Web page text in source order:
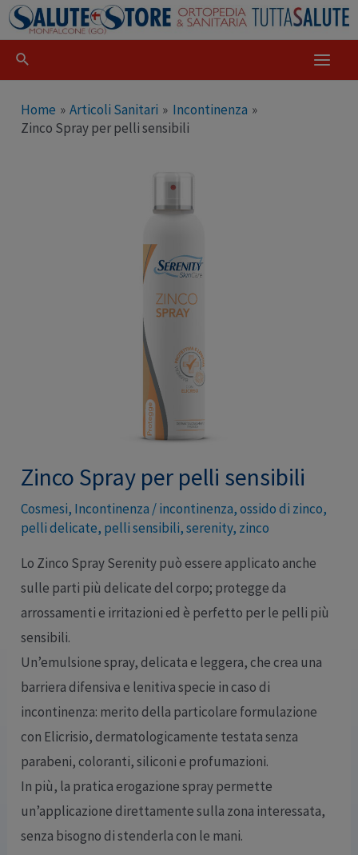
Home Articoli Sanitari
Incontinenza
Zinco Spray per pelli sensibili
Zinco Spray per pelli sensibili
Cosmesi, Incontinenza /incontinenza,ossido di zinco,
pelli delicate, pelli sensibili,serenity, zinco
Lo Zinco Spray Serenity può essere applicato anche
sulle parti più delicate del corpo; protegge da
arrossamenti e irritazioni ed è perfetto per le pelli più
sensibili.
Un’emulsione spray, delicata e leggera, che crea una
barriera difensiva e lenitiva specie in caso di
incontinenza: merito della particolare formulazione
con Elicrisio, dermatologicamente testata senza
parabeni, coloranti, siliconi e profumazioni.
In più, la pratica erogazione spray permette
un’applicazione direttamente sulla zona interessata,
senza bisogno di stenderla con le mani.